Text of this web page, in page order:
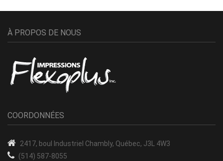
À PROPOS DE NOUS
COORDONNÉES
2417, boul Industriel Chambly, Québec, J3L 4W3
(514) 587-8055